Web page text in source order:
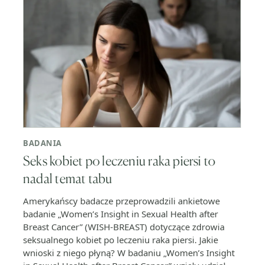
BADANIA
Seks kobiet po leczeniu raka piersi to
nadal temat tabu
Amerykańscy badacze przeprowadzili ankietowe
badanie „Women’s Insight in Sexual Health after
Breast Cancer” (WISH-BREAST) dotyczące zdrowia
seksualnego kobiet po leczeniu raka piersi. Jakie
wnioski z niego płyną? W badaniu „Women’s Insight